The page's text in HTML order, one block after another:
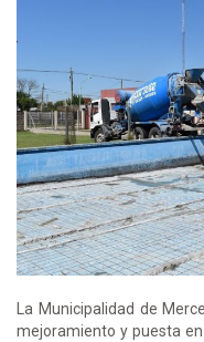
La Municipalidad de
mejoramiento y puesta